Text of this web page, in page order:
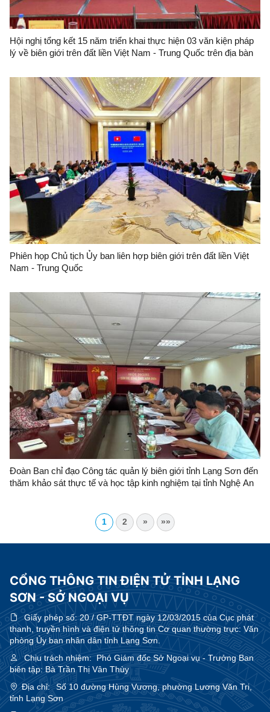
Hội nghị tổng kết 15 năm triển khai thực hiện 03 văn kiện pháp
lý về biên giới trên đất liền Việt Nam - Trung Quốc trên địa bàn
Phiên họp Chủ tịch Ủy ban liên hợp biên giới trên đất liền Việt
Nam - Trung Quốc
Đoàn Ban chỉ đạo Công tác quản lý biên giới tỉnh Lạng Sơn đến
thăm khảo sát thực tế và học tập kinh nghiệm tại tỉnh Nghệ An
1 2 » »»
CỔNG THÔNG TIN ĐIỆN TỬ TỈNH LẠNG
SƠN - SỞ NGOẠI VỤ
Giấy phép số:20 / GP-TTĐT ngày 12/03/2015 của Cục phát
thanh, truyền hình và điện tử thông tin Cơ quan thường trực: Văn
phòng Ủy ban nhân dân tỉnh Lạng Sơn.
Chịu trách nhiệm:Phó Giám đốc Sở Ngoại vụ - Trưởng Ban
biên tập: Bà Trần Thị Vân Thùy
Địa chỉ:
Số 10 đường Hùng Vương, phường Lương Văn Tri,
tỉnh Lạng Sơn